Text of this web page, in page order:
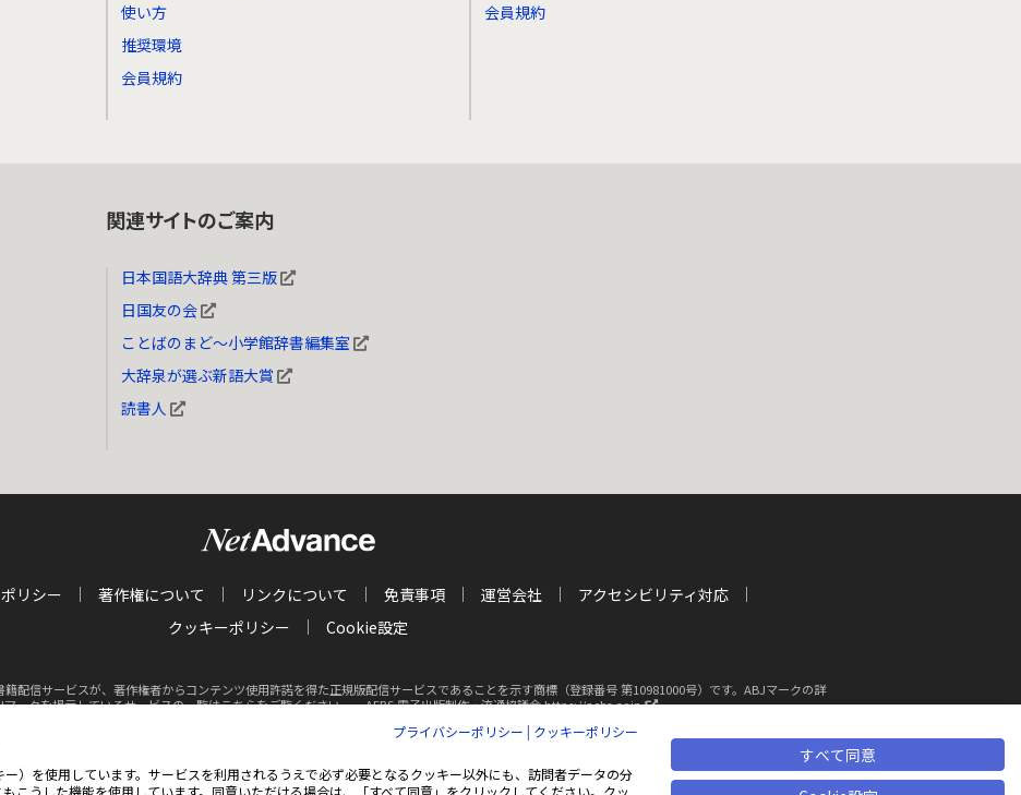
使い方
推奨環境
会員規約
会員規約
関連サイトのご案内
日本国語大辞典 第三版
日国友の会
ことばのまど～小学館辞書編集室
大辞泉が選ぶ新語大賞
読書人
リシー 著作権について リンクについて 免責事項 運営会社
アクセシビリティ対応
クッキーポリシー
Cookie設定
配信サービスが、著作権者からコンテンツ使用許諾を得た正規版配信サービスであることを示す商標（登録番号 第10981000号）です。ABJマークの詳
マークを掲示しているサービスの一覧はこちらをご覧ください。
AEBS 電子出版制作・流通協議会 https://aebs.or.jp/
新
Inc. All rights reserved.
プライバシーポリシー | クッキーポリシー
を使用しています。サービスを利用されるうえで必ず必要となるクッキー以外にも、訪問者データの分
こうした機能を使用しています。同意いただける場合は、「すべて同意」をクリックしてください。クッ
すべて同意